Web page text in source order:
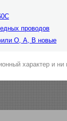
проводов
О, А, В новые
характер и ни